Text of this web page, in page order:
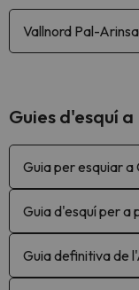
Vallnord Pal-
Guies d'esquí a
Guia per esquiar a
Guia d'esquí per a
Guia definitiva de